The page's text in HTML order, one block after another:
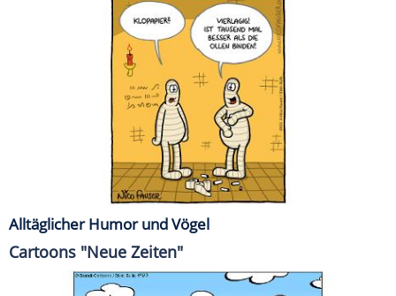
Alltäglicher Humor und Vögel
Cartoons "Neue Zeiten"